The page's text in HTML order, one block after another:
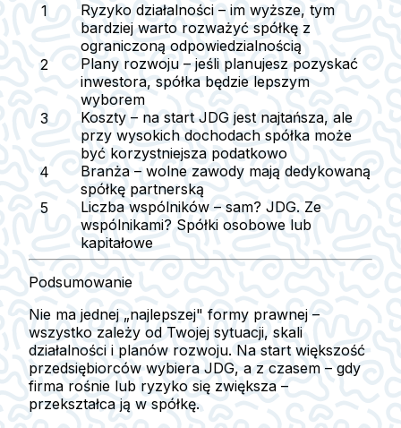
Ryzyko działalności – im wyższe, tym
bardziej warto rozważyć spółkę z
ograniczoną odpowiedzialnością
Plany rozwoju – jeśli planujesz pozyskać
inwestora, spółka będzie lepszym
wyborem
Koszty – na start JDG jest najtańsza, ale
przy wysokich dochodach spółka może
być korzystniejsza podatkowo
Branża – wolne zawody mają dedykowaną
spółkę partnerską
Liczba wspólników – sam? JDG. Ze
wspólnikami? Spółki osobowe lub
kapitałowe
Podsumowanie
Nie ma jednej „najlepszej" formy prawnej –
wszystko zależy od Twojej sytuacji, skali
działalności i planów rozwoju. Na start większość
przedsiębiorców wybiera JDG, a z czasem – gdy
firma rośnie lub ryzyko się zwiększa –
przekształca ją w spółkę.